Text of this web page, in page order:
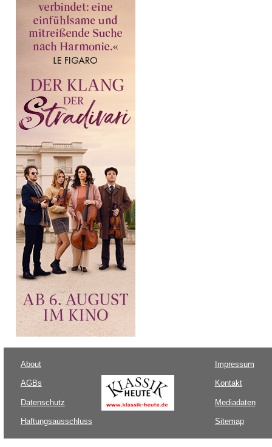
About
AGBs
Datenschutz
Haftungsausschluss
Impressum
Kontakt
Mediadaten
Sitemap